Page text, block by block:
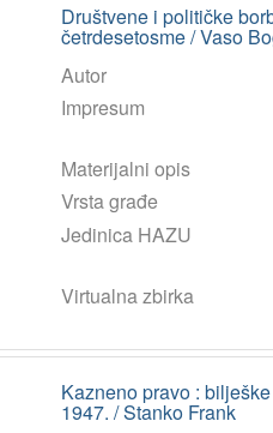
Društvene i političke
četrdesetosme / Vaso
Autor
Impresum
Materijalni opis
Vrsta građe
Jedinica HAZU
Virtualna zbirka
Kazneno pravo :
1947. / Stanko Frank